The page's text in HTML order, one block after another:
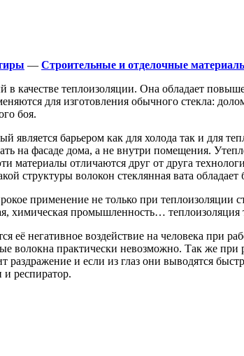
— Строительные и отделочные
качестве теплоизоляции. Она обладает
для изготовления обычного стекла:
боя.
является барьером как для холода так и для
на фасаде дома, а не внутри помещения.
материалы отличаются друг от друга
структуры волокон стеклянная вата
применение не только при
химическая промышленность… теплоизоляция
негативное воздействие на человека при
волокна практически невозможно. Так же
раздражение и если из глаз они выводятся
респиратор.